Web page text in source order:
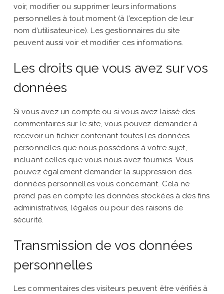
voir, modifier ou supprimer leurs informations
personnelles à tout moment (à l’exception de leur
nom d’utilisateur·ice). Les gestionnaires du site
peuvent aussi voir et modifier ces informations.
Les droits que vous avez sur vos
données
Si vous avez un compte ou si vous avez laissé des
commentaires sur le site, vous pouvez demander à
recevoir un fichier contenant toutes les données
personnelles que nous possédons à votre sujet,
incluant celles que vous nous avez fournies. Vous
pouvez également demander la suppression des
données personnelles vous concernant. Cela ne
prend pas en compte les données stockées à des fins
administratives, légales ou pour des raisons de
sécurité.
Transmission de vos données
personnelles
Les commentaires des visiteurs peuvent être vérifiés à